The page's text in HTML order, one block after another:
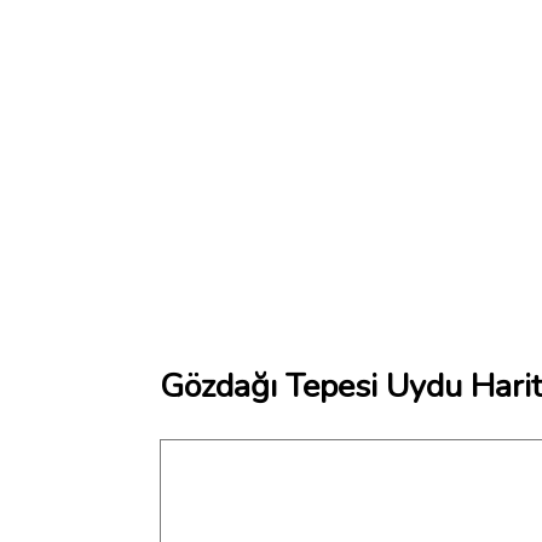
Gözdağı Tepesi Uydu